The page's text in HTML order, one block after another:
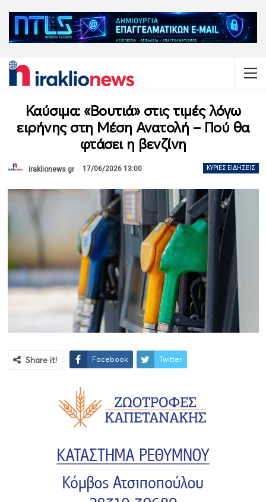
Καύσιμα: «Βουτιά» στις τιμές λόγω
ειρήνης στη Μέση Ανατολή – Πού θα
φτάσει η βενζίνη
ΚΎΡΙΕΣ ΕΙΔΉΣΕΙΣ
iraklionews.gr 17/06/2026 13:00
Share it! Facebook Twitter